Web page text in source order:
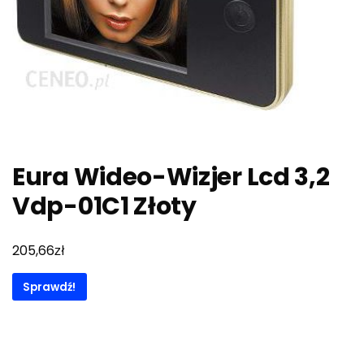
Eura Wideo-Wizjer Lcd 3,2
Vdp-01C1 Złoty
205,66zł
Sprawdź!